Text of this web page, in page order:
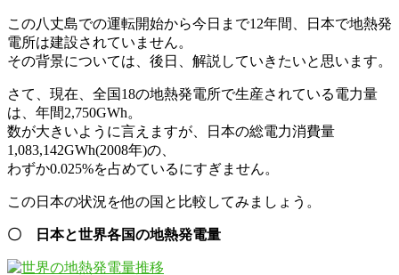
この八丈島での運転開始から今日まで12年間、日本で地熱発
電所は建設されていません。
その背景については、後日、解説していきたいと思います。
さて、現在、全国18の地熱発電所で生産されている電力量
は、年間2,750GWh。
数が大きいように言えますが、日本の総電力消費量
1,083,142GWh(2008年)の、
わずか0.025%を占めているにすぎません。
この日本の状況を他の国と比較してみましょう。
〇 日本と世界各国の地熱発電量